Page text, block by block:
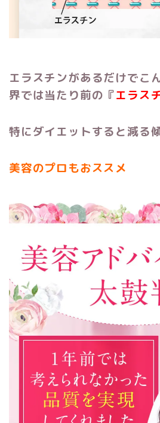
エラスチンがあるだけでこ
界では当たり前の『エラス
特にダイエットすると減る
美容のプロもおススメ